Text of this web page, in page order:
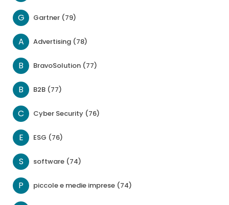
G Gartner (79)
A Advertising (78)
B BravoSolution (77)
B B2B (77)
C Cyber Security (76)
E ESG (76)
S software (74)
P piccole e medie imprese (74)